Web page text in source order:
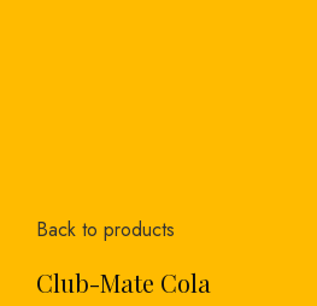
Back to products
Club-Mate Cola